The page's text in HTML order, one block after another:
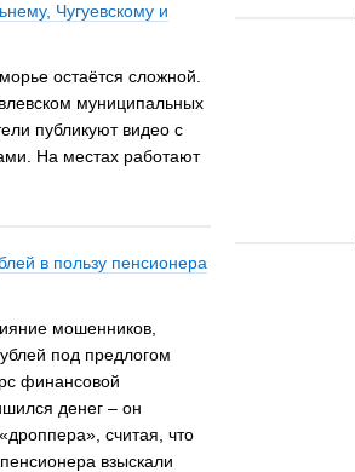
Чугуевскому и
остаётся сложной.
муниципальных
публикуют видео с
На местах работают
в пользу пенсионера
мошенников,
под предлогом
финансовой
денег – он
считая, что
взыскали